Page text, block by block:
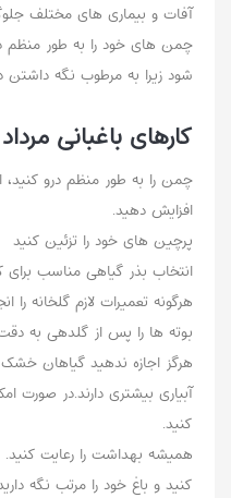
آفات و بیماری های مختلف
چمن های خود را به طور منظم
شود زیرا به مرطوب نگه
کارهای باغبانی
چمن را به طور منظم درو کنید،
افزایش دهید.
پرچین های خود را تزئین کنید
انتخاب بذر گیاهی مناسب
هرگونه تعمیرات لازم گلخانه را
بوته ها را پس از گلدهی به دقت
هرگز اجازه ندهید گیاهان
آبیاری بیشتری دارند.در صورت
کنید.
همیشه بهداشت را رعایت
کنید و باغ خود را مرتب نگه